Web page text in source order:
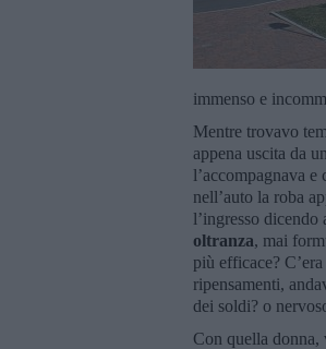
immenso e
Mentre trovavo
appena uscita da
l’accompagnava
nell’auto la roba
l’ingresso
oltranza, mai
più efficace?
ripensamenti,
dei soldi? o
Con quella